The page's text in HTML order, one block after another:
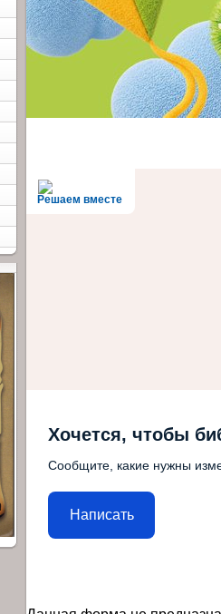
Решаем вместе
Хочется, чтобы
Сообщите, какие нужны
Написать